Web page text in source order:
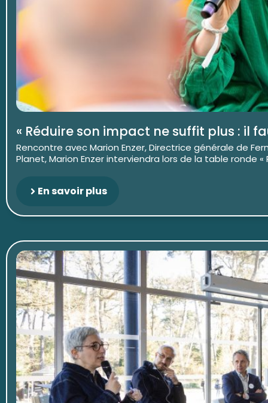
« Réduire son impact ne suffit plus : il
Rencontre avec Marion Enzer, Directrice générale de
Planet, Marion Enzer interviendra lors de la table ronde «
En savoir plus